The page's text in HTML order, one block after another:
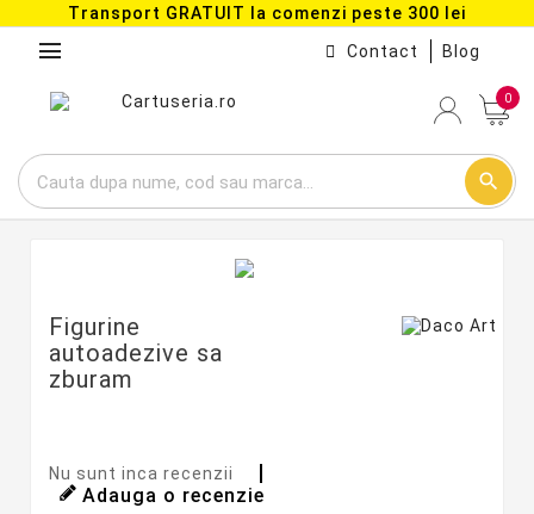
Transport GRATUIT la comenzi peste 300 lei
menu Contact Blog
0
search
Figurine
autoadezive sa
zburam
Nu sunt inca recenzii
Adauga o recenzie